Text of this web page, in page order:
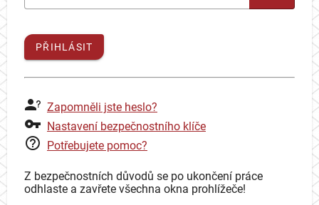
PŘIHLÁSIT
Zapomněli jste heslo?
Nastavení bezpečnostního klíče
Potřebujete pomoc?
Z bezpečnostních důvodů se po ukončení práce
odhlaste a zavřete všechna okna prohlížeče!